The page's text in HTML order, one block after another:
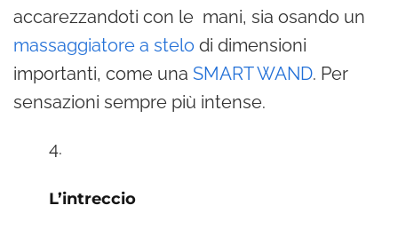
accarezzandoti con le mani, sia osando un
massaggiatore a stelo di dimensioni
importanti, come una SMART WAND. Per
sensazioni sempre più intense.
L’intreccio